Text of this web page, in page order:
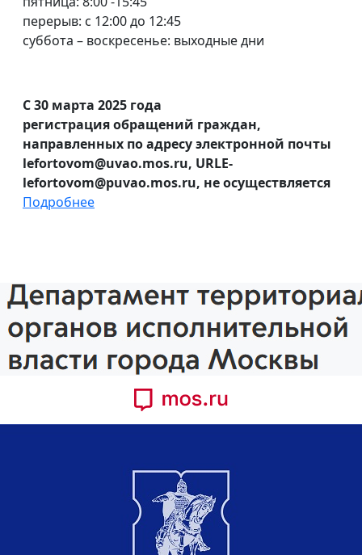
перерыв: с 12:00 до 12:45
суббота – воскресенье: выходные дни
С 30 марта 2025 года
регистрация обращений граждан,
направленных по адресу электронной почты
lefortovom@uvao.mos.ru, URLE-
lefortovom@puvao.mos.ru, не осуществляется
Подробнее